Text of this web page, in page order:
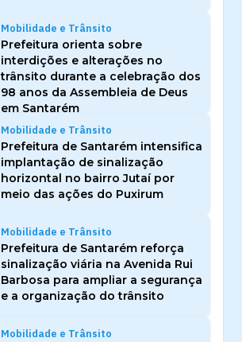
Mobilidade e Trânsito
Prefeitura orienta sobre
interdições e alterações no
trânsito durante a celebração dos
98 anos da Assembleia de Deus
em Santarém
Mobilidade e Trânsito
Prefeitura de Santarém intensifica
implantação de sinalização
horizontal no bairro Jutaí por
meio das ações do Puxirum
Mobilidade e Trânsito
Prefeitura de Santarém reforça
sinalização viária na Avenida Rui
Barbosa para ampliar a segurança
e a organização do trânsito
Mobilidade e Trânsito